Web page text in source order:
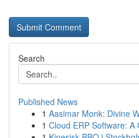
Search
Published News
1 Aasimar Monk: Divine
1 Cloud ERP Software: